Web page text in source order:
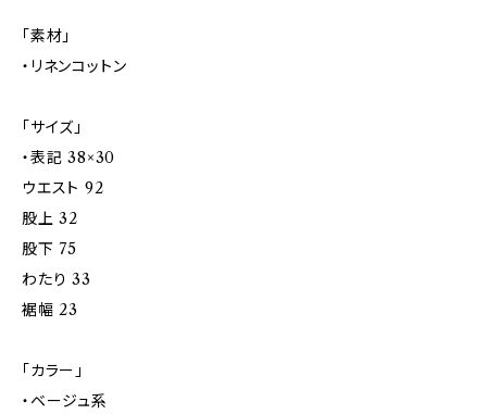
「素材」
・リネンコットン
「サイズ」
・表記 38×30
ウエスト 92
股上 32
股下 75
わたり 33
裾幅 23
「カラー」
・ベージュ系